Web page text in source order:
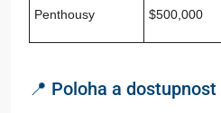
Penthousy $500,000
📍 Poloha a